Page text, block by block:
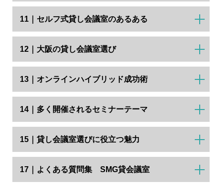
11｜セルフ式貸し会議室のあるある
12｜大阪の貸し会議室選び
13｜オンラインハイブリッド成功術
14｜多く開催されるセミナーテーマ
15｜貸し会議室選びに役立つ魅力
17｜よくある質問集 SMG貸会議室